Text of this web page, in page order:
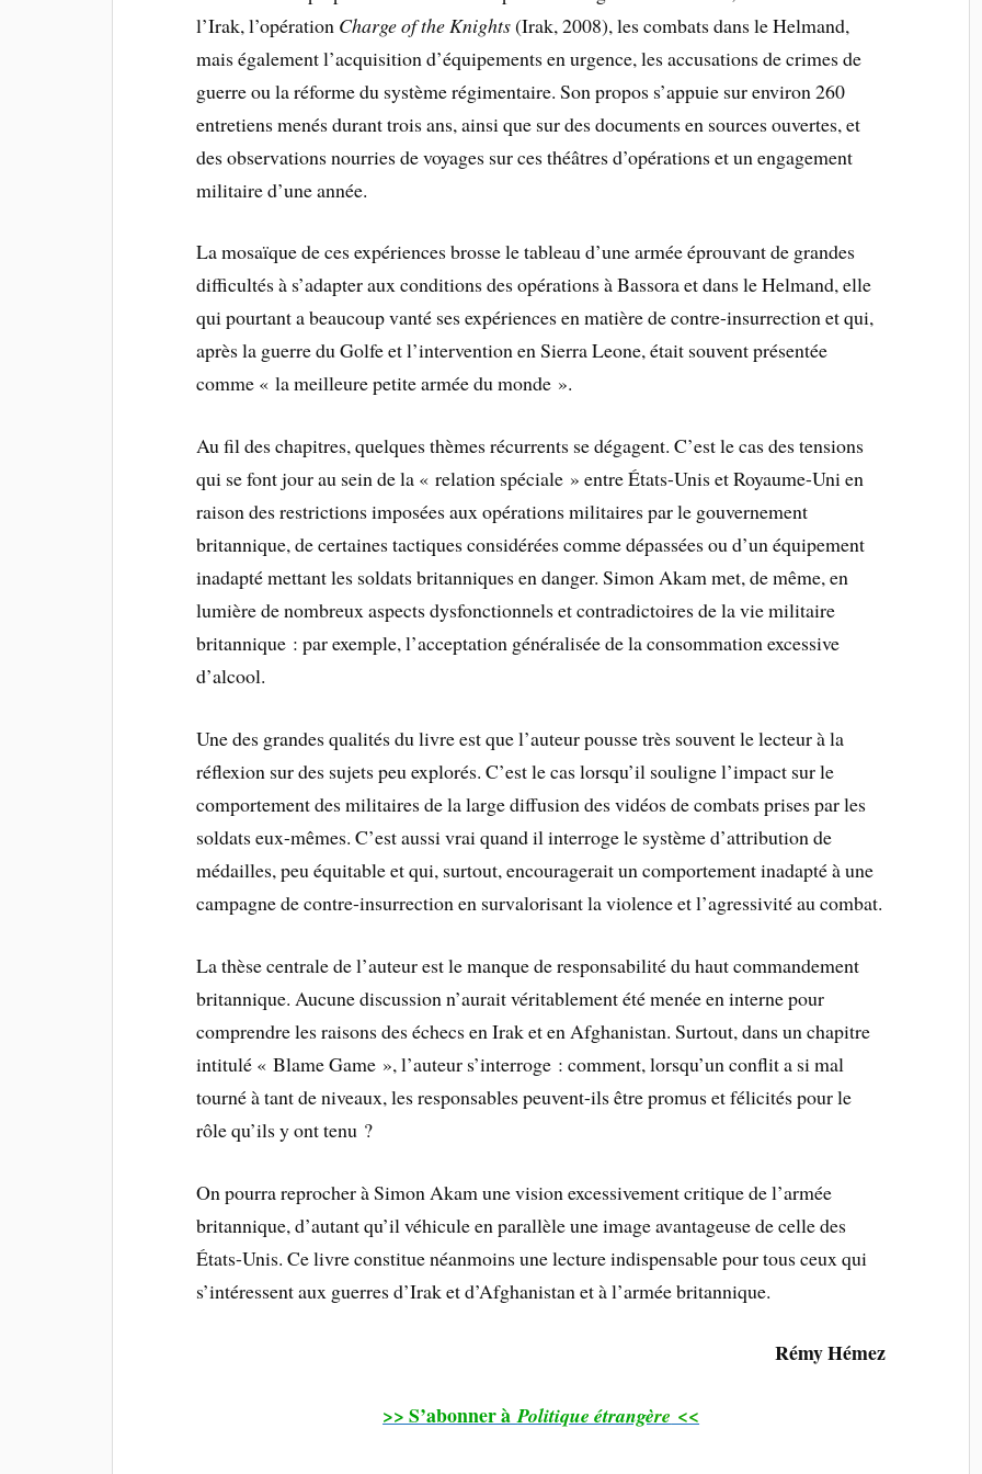
l’Irak, l’opération Charge of the Knights(Irak, 2008), les combats dans le Helmand,
mais également l’acquisition d’équipements en urgence, les accusations de crimes de
guerre ou la réforme du système régimentaire. Son propos s’appuie sur environ 260
entretiens menés durant trois ans, ainsi que sur des documents en sources ouvertes, et
des observations nourries de voyages sur ces théâtres d’opérations et un engagement
militaire d’une année.
La mosaïque de ces expériences brosse le tableau d’une armée éprouvant de grandes
difficultés à s’adapter aux conditions des opérations à Bassora et dans le Helmand, elle
qui pourtant a beaucoup vanté ses expériences en matière de contre-insurrection et qui,
après la guerre du Golfe et l’intervention en Sierra Leone, était souvent présentée
comme « la meilleure petite armée du monde ».
Au fil des chapitres, quelques thèmes récurrents se dégagent. C’est le cas des tensions
qui se font jour au sein de la « relation spéciale » entre États-Unis et Royaume-Uni en
raison des restrictions imposées aux opérations militaires par le gouvernement
britannique, de certaines tactiques considérées comme dépassées ou d’un équipement
inadapté mettant les soldats britanniques en danger. Simon Akam met, de même, en
lumière de nombreux aspects dysfonctionnels et contradictoires de la vie militaire
britannique : par exemple, l’acceptation généralisée de la consommation excessive
d’alcool.
Une des grandes qualités du livre est que l’auteur pousse très souvent le lecteur à la
réflexion sur des sujets peu explorés. C’est le cas lorsqu’il souligne l’impact sur le
comportement des militaires de la large diffusion des vidéos de combats prises par les
soldats eux-mêmes. C’est aussi vrai quand il interroge le système d’attribution de
médailles, peu équitable et qui, surtout, encouragerait un comportement inadapté à une
campagne de contre-insurrection en survalorisant la violence et l’agressivité au combat.
La thèse centrale de l’auteur est le manque de responsabilité du haut commandement
britannique. Aucune discussion n’aurait véritablement été menée en interne pour
comprendre les raisons des échecs en Irak et en Afghanistan. Surtout, dans un chapitre
intitulé « Blame Game », l’auteur s’interroge : comment, lorsqu’un conflit a si mal
tourné à tant de niveaux, les responsables peuvent-ils être promus et félicités pour le
rôle qu’ils y ont tenu ?
On pourra reprocher à Simon Akam une vision excessivement critique de l’armée
britannique, d’autant qu’il véhicule en parallèle une image avantageuse de celle des
États-Unis. Ce livre constitue néanmoins une lecture indispensable pour tous ceux qui
s’intéressent aux guerres d’Irak et d’Afghanistan et à l’armée britannique.
Rémy Hémez
>> S’abonner àPolitique étrangère <<